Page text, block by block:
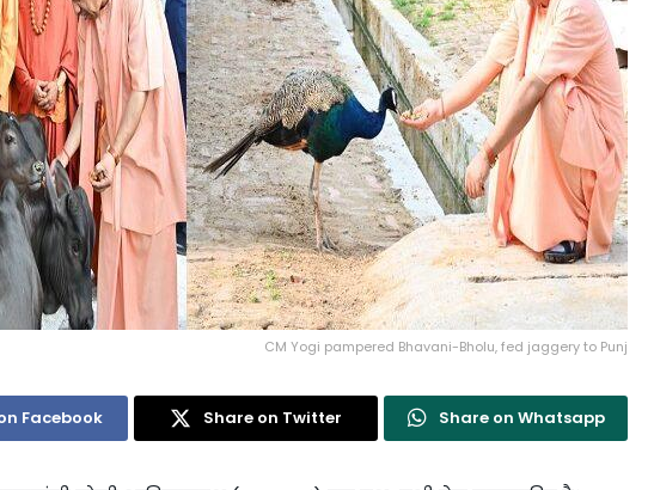
CM Yogi pampered Bhavani-Bholu, fed jaggery to Punj
Facebook Share on Twitter Share on Whatsapp